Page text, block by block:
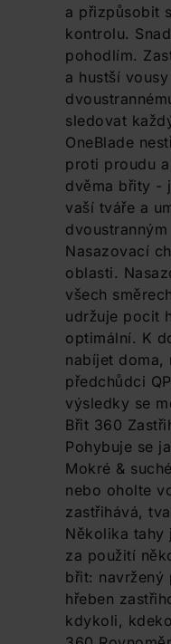
a přizpůsobit
kontrolu.
pohodlím.
a hustší
sledovat
OneBlade
proti proudu
dvěma břity -
vaší tváře a
Nasazovací
oblasti.
všech
udržuje pocit
optimální. K
nabíjet doma,
předchůdci
výsledky se
Břit 360
Pohybuje se
Mokré &
nebo oholte
zastřihává,
Několika tahy
za použití
břit: navržený
hřeben
kdykoli,